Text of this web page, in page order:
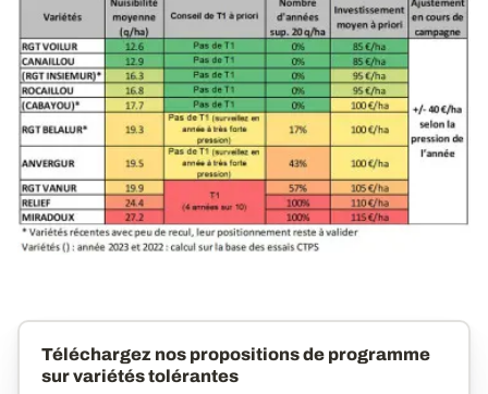
Téléchargez nos propositions de programme
sur variétés tolérantes